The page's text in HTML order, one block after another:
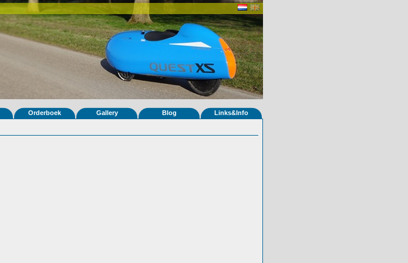
Orderboek Gallery Blog Links&Info